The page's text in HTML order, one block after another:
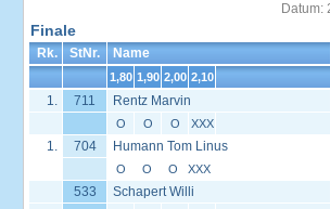
Datum:
Finale
Rk. StNr. Name
1,80 1,90 2,00 2,10
1. 711 Rentz Marvin
O O O XXX
1. 704 Humann Tom Linus
O O O XXX
533 Schapert Willi